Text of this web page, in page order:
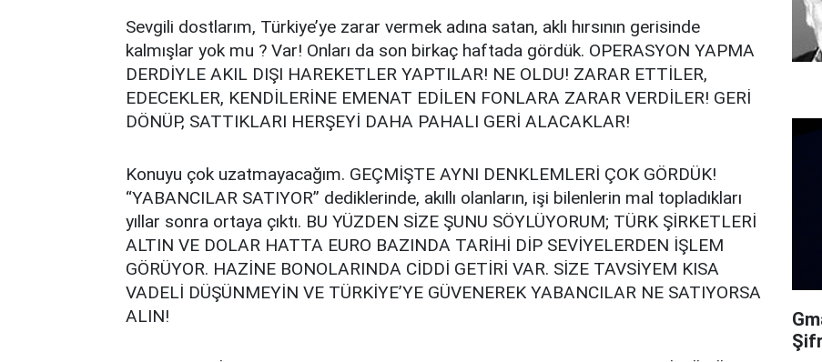
Sevgili dostlarım, Türkiye’ye zarar vermek adına satan, aklı hırsının gerisinde
kalmışlar yok mu ? Var! Onları da son birkaç haftada gördük. OPERASYON YAPMA
DERDİYLE AKIL DIŞI HAREKETLER YAPTILAR! NE OLDU! ZARAR ETTİLER,
EDECEKLER, KENDİLERİNE EMENAT EDİLEN FONLARA ZARAR VERDİLER! GERİ
DÖNÜP, SATTIKLARI HERŞEYİ DAHA PAHALI GERİ ALACAKLAR!
Konuyu çok uzatmayacağım. GEÇMİŞTE AYNI DENKLEMLERİ ÇOK GÖRDÜK!
“YABANCILAR SATIYOR” dediklerinde, akıllı olanların, işi bilenlerin mal topladıkları
yıllar sonra ortaya çıktı. BU YÜZDEN SİZE ŞUNU SÖYLÜYORUM; TÜRK ŞİRKETLERİ
ALTIN VE DOLAR HATTA EURO BAZINDA TARİHİ DİP SEVİYELERDEN İŞLEM
GÖRÜYOR. HAZİNE BONOLARINDA CİDDİ GETİRİ VAR. SİZE TAVSİYEM KISA
VADELİ DÜŞÜNMEYİN VE TÜRKİYE’YE GÜVENEREK YABANCILAR NE SATIYORSA
ALIN!